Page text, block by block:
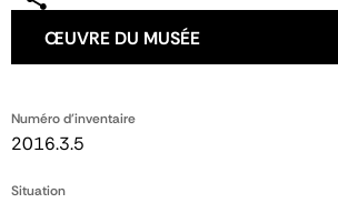
ŒUVRE DU MUSÉE
Numéro d'inventaire
2016.3.5
Situation